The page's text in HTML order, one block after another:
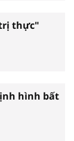
thực"
hình bất